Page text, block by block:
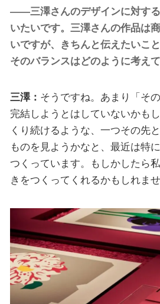
――三澤さんのデザインに対す
いたいです。三澤さんの作品は
いですが、きちんと伝えたいこ
そのバランスはどのように考え
三澤： そうですね。あまり「そ
完結しようとはしていないかも
くり続けるような、一つその先
ものを見ようかなと、最近は特
つくっています。もしかしたら
きをつくってくれるかもしれませ